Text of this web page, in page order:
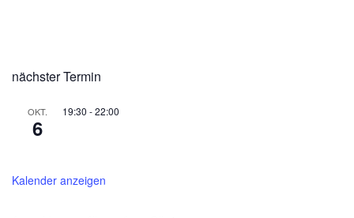
nächster Termin
OKT.
6
19:30 -22:00
Kalender anzeigen